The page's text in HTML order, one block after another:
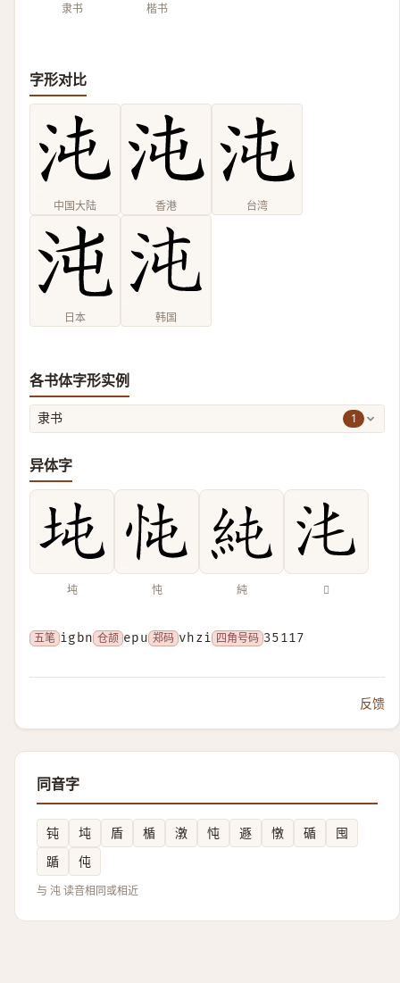
隶书 楷书
字形对比
中国大陆 香港 台湾
日本 韩国
各书体字形实例
隶书 1
异体字
坉 忳 純 𣲃
五笔 igbn 仓颉 epu 郑码 vhzi 四角号码 35117
反馈
同音字
钝 坉 盾 楯 潡 忳 遯 憞 碷
囤
踲
伅
与 沌 读音相同或相近